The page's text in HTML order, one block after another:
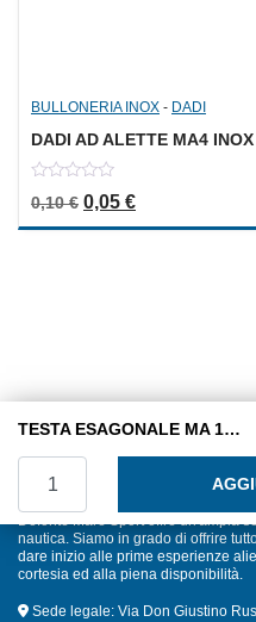
BULLONERIA INOX - DADI
DADI AD ALETTE MA4
out
of
0,10€ Il prezzo originale
0,05 €Il prezzo
TESTA ESAGONALE MA 10×70 INOX A2
Defonte Mare Sport offre un'ampia
nautica. Siamo in grado di offrire
dare inizio alle prime esperienze
cortesia ed alla piena disponibilità.
Sede legale: Via Don Giustino